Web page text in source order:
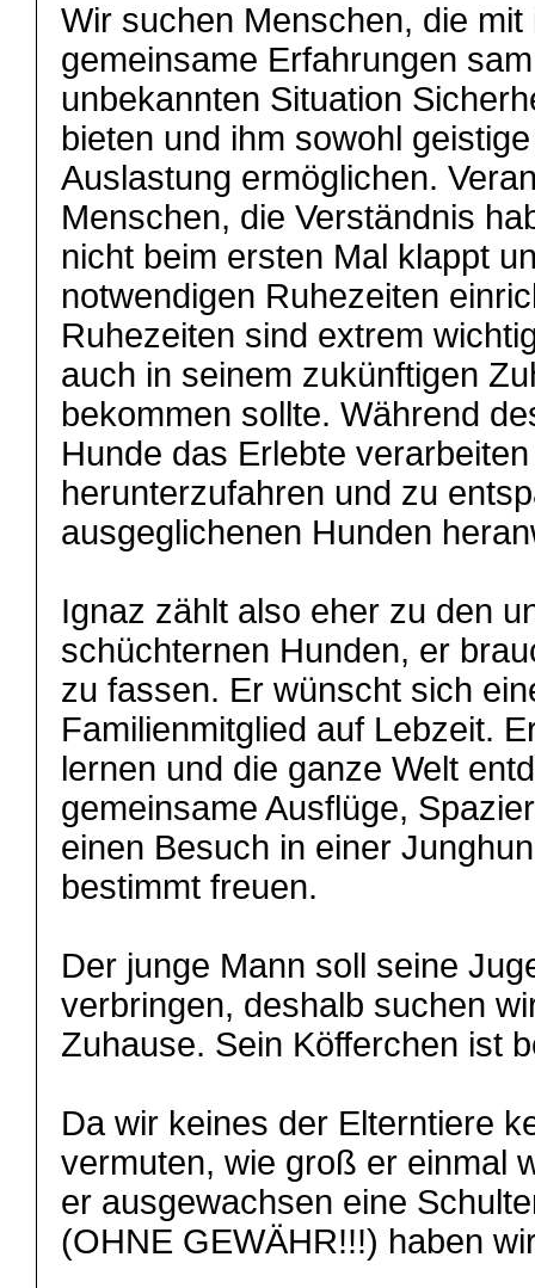
Wir suchen Menschen, die
gemeinsame Erfahrungen
unbekannten Situation
bieten und ihm sowohl
Auslastung ermöglichen.
Menschen, die Verständnis
nicht beim ersten Mal klappt
notwendigen Ruhezeiten
Ruhezeiten sind extrem
auch in seinem zukünftigen
bekommen sollte. Während
Hunde das Erlebte
herunterzufahren und zu
ausgeglichenen Hunden
Ignaz zählt also eher zu den
schüchternen Hunden, er
zu fassen. Er wünscht sich
Familienmitglied auf Lebzeit.
lernen und die ganze Welt
gemeinsame Ausflüge,
einen Besuch in einer
bestimmt freuen.
Der junge Mann soll seine
verbringen, deshalb suchen
Zuhause. Sein Köfferchen ist
Da wir keines der Elterntiere
vermuten, wie groß er einmal
er ausgewachsen eine
(OHNE GEWÄHR!!!) haben